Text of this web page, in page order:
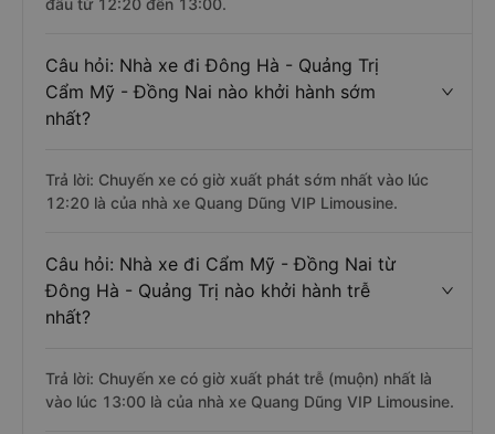
đầu từ 12:20 đến 13:00.
Câu hỏi: Nhà xe đi Đông Hà - Quảng Trị
Cẩm Mỹ - Đồng Nai nào khởi hành sớm
nhất?
Trả lời: Chuyến xe có giờ xuất phát sớm nhất vào lúc
12:20 là của nhà xe Quang Dũng VIP Limousine.
Câu hỏi: Nhà xe đi Cẩm Mỹ - Đồng Nai từ
Đông Hà - Quảng Trị nào khởi hành trễ
nhất?
Trả lời: Chuyến xe có giờ xuất phát trễ (muộn) nhất là
vào lúc 13:00 là của nhà xe Quang Dũng VIP Limousine.